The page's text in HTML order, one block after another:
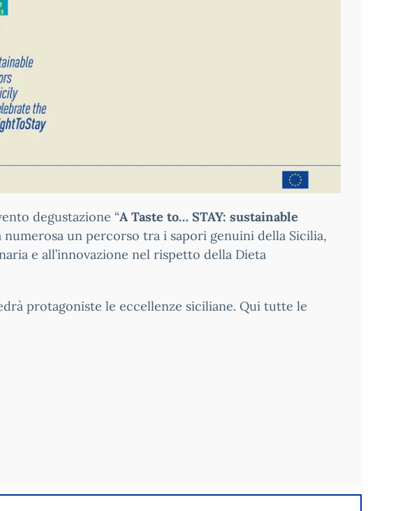
degustazione “A Taste to… STAY: sustainable
numerosa un percorso tra i sapori genuini della Sicilia,
e all’innovazione nel rispetto della Dieta
protagoniste le eccellenze siciliane. Qui tutte le